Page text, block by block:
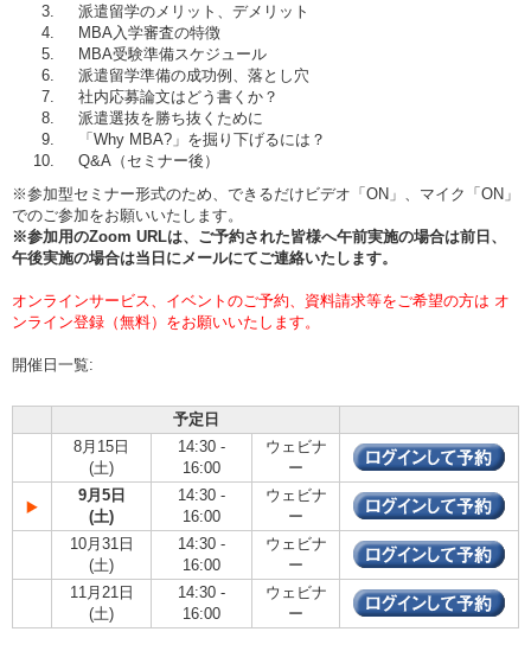
派遣留学のメリット、デメリット
MBA入学審査の特徴
MBA受験準備スケジュール
派遣留学準備の成功例、落とし穴
社内応募論文はどう書くか？
派遣選抜を勝ち抜くために
「Why MBA?」を掘り下げるには？
Q&A（セミナー後）
※参加型セミナー形式のため、できるだけビデオ「ON」、マイク「ON」
でのご参加をお願いいたします。
※参加用のZoom URLは、ご予約された皆様へ午前実施の場合は前日、
午後実施の場合は当日 にメールにてご連絡いたします。
オンラインサービス、イベントのご予約、資料請求等をご希望の方は オ
ンライン登録（無料）をお願いいたします。
開催日一覧:
予定日
8月15日
(土)
14:30 -
16:00
ウェビナ
ー
9月5日
(土)
14:30 -
16:00
ウェビナ
ー
10月31日
(土)
14:30 -
16:00
ウェビナ
ー
11月21日
(土)
14:30 -
16:00
ウェビナ
ー